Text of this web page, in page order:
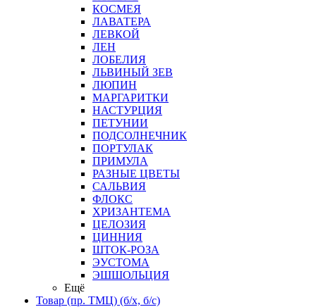
КОСМЕЯ
ЛАВАТЕРА
ЛЕВКОЙ
ЛЕН
ЛОБЕЛИЯ
ЛЬВИНЫЙ ЗЕВ
ЛЮПИН
МАРГАРИТКИ
НАСТУРЦИЯ
ПЕТУНИИ
ПОДСОЛНЕЧНИК
ПОРТУЛАК
ПРИМУЛА
РАЗНЫЕ ЦВЕТЫ
САЛЬВИЯ
ФЛОКС
ХРИЗАНТЕМА
ЦЕЛОЗИЯ
ЦИННИЯ
ШТОК-РОЗА
ЭУСТОМА
ЭШШОЛЬЦИЯ
Ещё
Товар (пр. ТМЦ) (б/х, б/с)